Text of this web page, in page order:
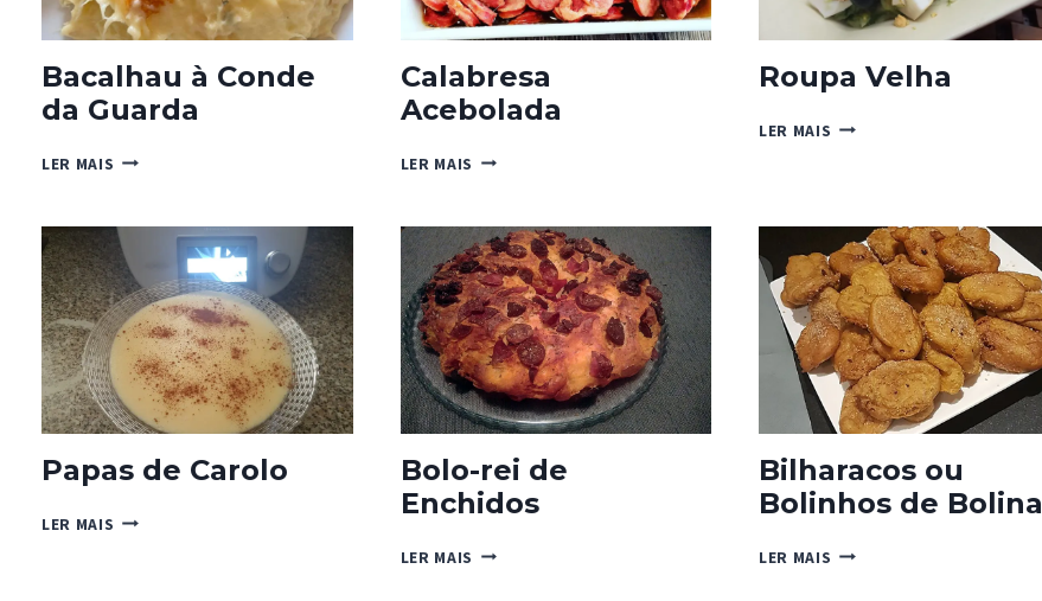
Bacalhau à Conde
da Guarda
LER MAIS BACALHAU
DA
GUARDA
Calabresa
Acebolada
LER MAIS CALABRESA
Roupa Velha
LER MAIS ROUPA
Papas de Carolo
LER MAIS PAPAS
Bolo-rei de
Enchidos
LER MAIS BOLO-
Bilharacos ou
Bolinhos de Bolina
LER MAIS BILHARACOS